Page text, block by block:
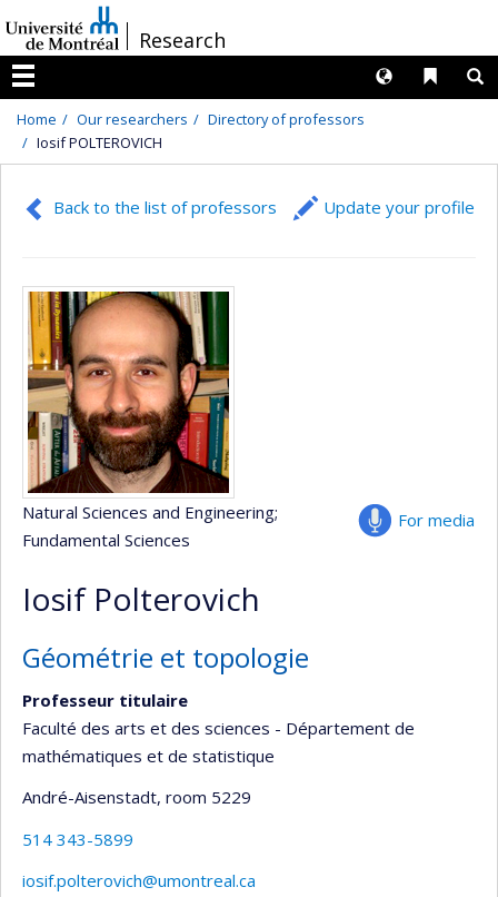
au
contenu
/Research
Menu
Liens
Langues
Home Our researchers
Directory of professors
Iosif POLTEROVICH
Back to the list of professors Update your profile
For media
Natural Sciences and Engineering;
Fundamental Sciences
Iosif Polterovich
Géométrie et topologie
Professeur titulaire
Faculté des arts et des sciences - Département de
mathématiques et de statistique
André-Aisenstadt, room 5229
514 343-5899
iosif.polterovich@umontreal.ca